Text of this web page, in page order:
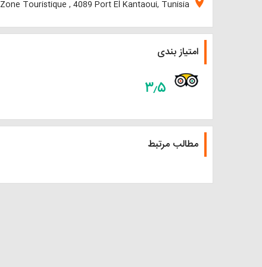
Zone Touristique , 4089 Port El Kantaoui, Tunisia
امتیاز بندی
۳٫۵
مطالب مرتبط